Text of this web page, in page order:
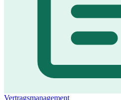
Vertragsmanagement